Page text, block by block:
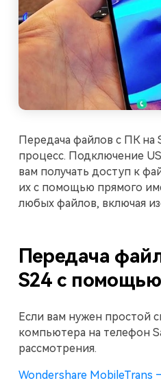
Передача файлов с ПК на
процесс. Подключение
вам получать доступ к
их с помощью прямого
любых файлов, включая
Передача
S24 с
Если вам нужен простой
компьютера на телефон
рассмотрения.
Wondershare MobileTrans